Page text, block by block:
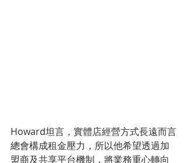
Howard坦言，實體店經營方式長遠而言
總會構成租金壓力，所以他希望透過加
盟商及共享平台機制，將業務重心轉向